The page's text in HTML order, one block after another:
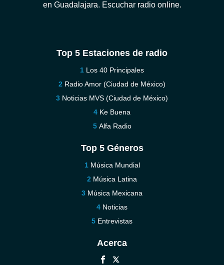
en Guadalajara. Escuchar radio online.
Top 5 Estaciones de radio
Los 40 Principales
Radio Amor (Ciudad de México)
Noticias MVS (Ciudad de México)
Ke Buena
Alfa Radio
Top 5 Géneros
Música Mundial
Música Latina
Música Mexicana
Noticias
Entrevistas
Acerca